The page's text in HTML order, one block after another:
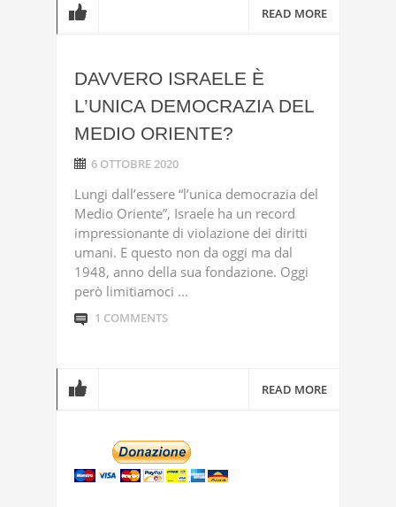
READ MORE
DAVVERO ISRAELE È
L’UNICA DEMOCRAZIA DEL
MEDIO ORIENTE?
6 OTTOBRE 2020
Lungi dall’essere “l’unica democrazia del
Medio Oriente”, Israele ha un record
impressionante di violazione dei diritti
umani. E questo non da oggi ma dal
1948, anno della sua fondazione. Oggi
però limitiamoci ...
1 COMMENTS
READ MORE